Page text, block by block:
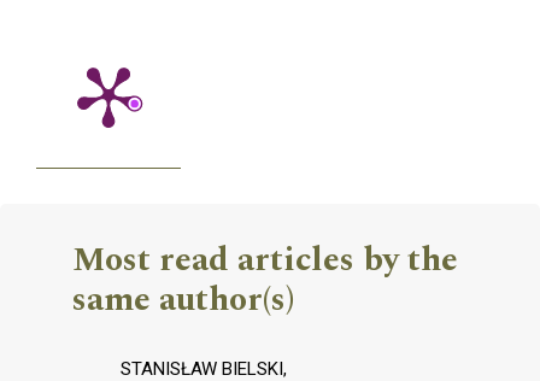
Most read articles by the
same author(s)
STANISŁAW BIELSKI,